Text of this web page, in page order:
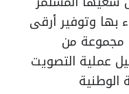
بها وتوفير أرقى
مجموعة من
عملية التصويت
الوطنية